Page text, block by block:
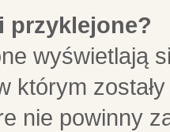
przyklejone?
wyświetlają
którym
nie powinny